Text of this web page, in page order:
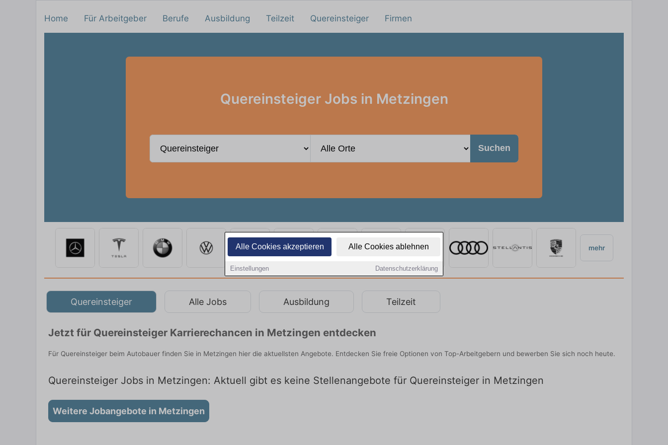
Alle Cookies akzeptieren Alle Cookies ablehnen
Einstellungen Datenschutzerklärung
Home Für Arbeitgeber Berufe Ausbildung Teilzeit Quereinsteiger Firmen
Quereinsteiger Jobs in Metzingen
Suchen
mehr
Quereinsteiger Alle Jobs Ausbildung Teilzeit
Jetzt für Quereinsteiger Karrierechancen in Metzingen entdecken
Für Quereinsteiger beim Autobauer finden Sie in Metzingen hier die aktuellsten Angebote. Entdecken Sie freie Optionen von Top-Arbeitgebern und bewerben Sie sich noch heute.
Quereinsteiger Jobs in Metzingen: Aktuell gibt es keine Stellenangebote für Quereinsteiger in Metzingen
Weitere Jobangebote in Metzingen